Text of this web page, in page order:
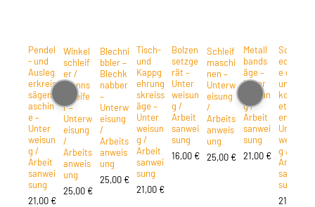
Pendel
- und
Ausleg
erkreis
sägem
aschin
e –
Unter
weisun
g /
Arbeit
sanwei
sung
21,00 €
Winkel
schleif
er /
Trenns
chleife
r –
Unterw
eisung
/
Arbeits
anweis
ung
25,00 €
Blechni
bbler –
Blechk
nabber
–
Unterw
eisung
/
Arbeits
anweis
ung
25,00 €
Tisch-
und
Kappg
ehrung
skreiss
äge –
Unter
weisun
g /
Arbeit
sanwei
sung
21,00 €
Bolzen
setzge
rät –
Unter
weisun
g /
Arbeit
sanwei
sung
16,00 €
Schleif
maschi
nen –
Unterw
eisung
/
Arbeits
anweis
ung
25,00 €
Metall
bands
äge –
Unter
weisun
g /
Arbeit
sanwei
sung
21,00 €
Schmi
edeess
e gas-
und
kohleb
etrieb
en –
Unter
weisun
g /
Arbeit
sanwei
sung
21,00